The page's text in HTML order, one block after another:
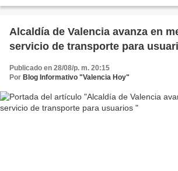
Alcaldía de Valencia avanza en
servicio de transporte para
Publicado en 28/08/p. m. 20:15
Por Blog Informativo "Valencia Hoy"